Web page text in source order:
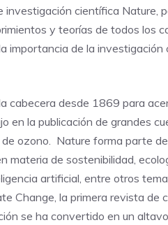
investigación científica Nature,
y teorías de todos los
importancia de la investigación
cabecera desde 1869 para
en la publicación de grandes
de ozono. Nature forma parte
materia de sostenibilidad,
artificial, entre otros
Change, la primera revista de
se ha convertido en un